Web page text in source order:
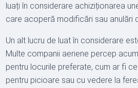
luați în considerare achiziționarea
care acoperă modificări sau anulări
Un alt lucru de luat în considerare
Multe companii aeriene percep
pentru locurile preferate, cum ar fi
pentru picioare sau cu vedere la